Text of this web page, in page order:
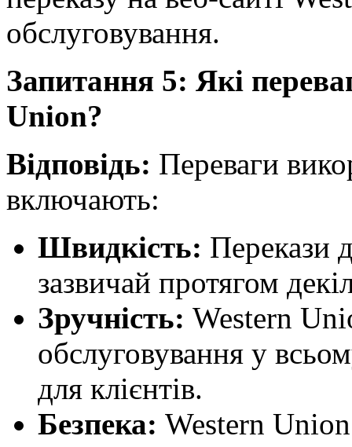
обслуговування.
Запитання 5: Які
Union?
Відповідь: Переваги
включають:
Швидкість: Перекази
зазвичай протягом
Зручність: Western
обслуговування у
для клієнтів.
Безпека: Western Union